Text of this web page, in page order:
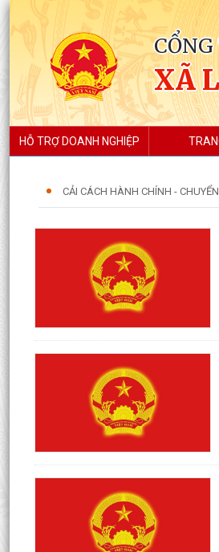
XÃ
HỖ TRỢ DOANH NGHIỆP
CẢI CÁCH HÀNH CHÍNH -